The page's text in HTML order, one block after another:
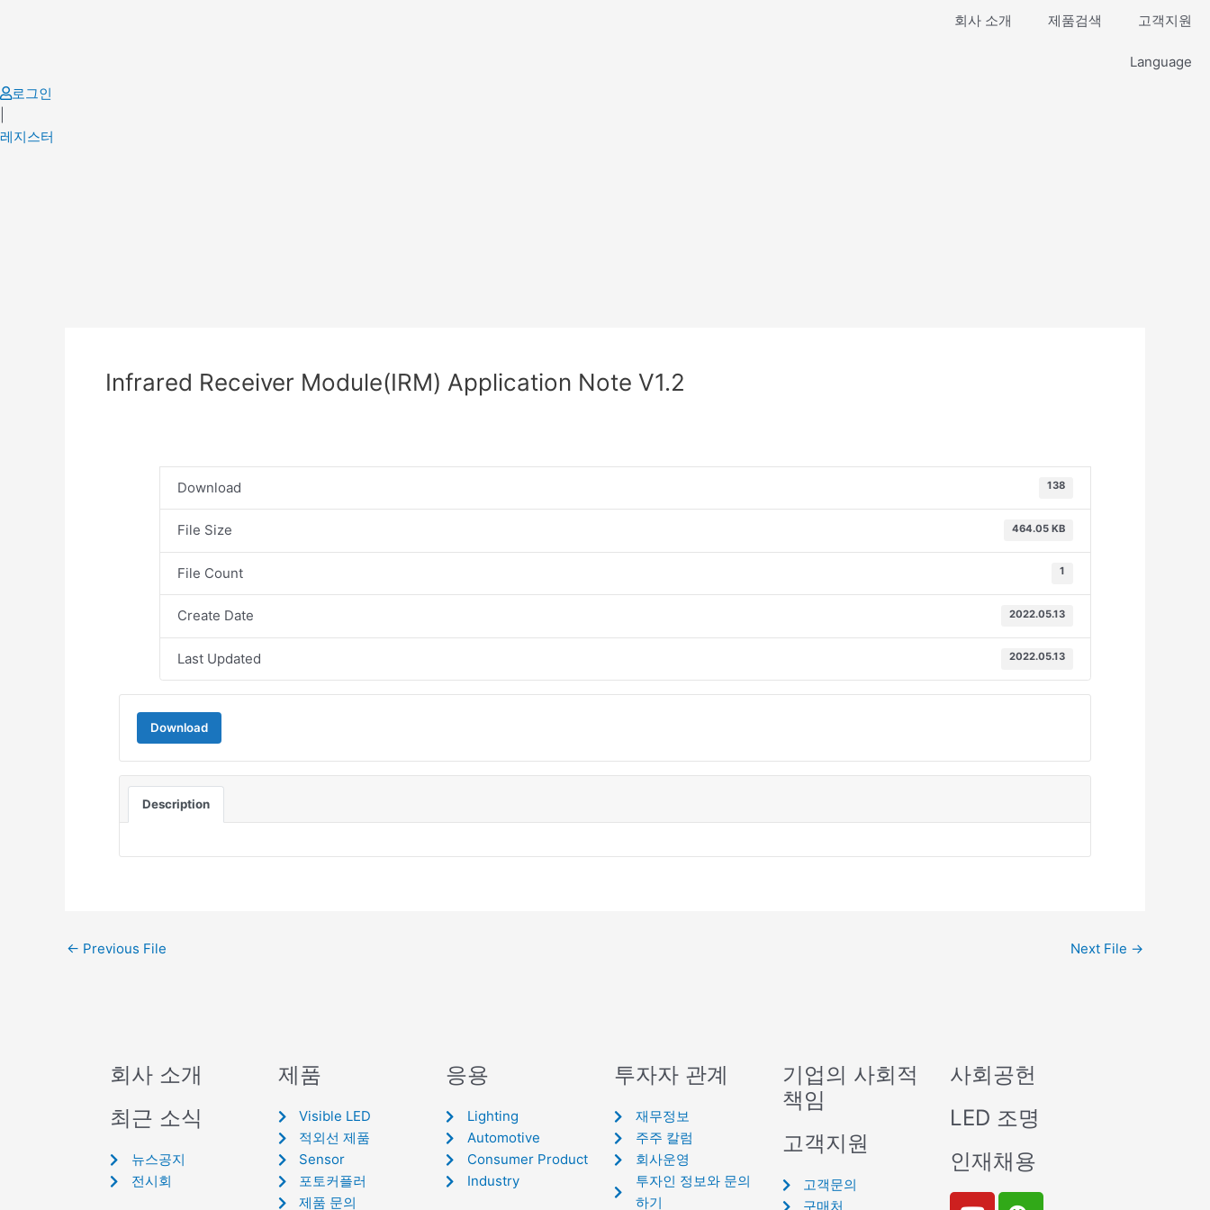
회사 소개 제품검색 고객지원
Language
로그인
레지스터
Infrared Receiver Module(IRM) Application Note V1.2
Download 138
File Size 464.05 KB
File Count 1
Create Date 2022.05.13
Last Updated 2022.05.13
Download
Description
← Previous File Next File →
회사 소개
최근 소식
뉴스공지
전시회
제품
Visible LED
적외선 제품
Sensor
포토커플러
제품 문의
응용
Lighting
Automotive
Consumer Product
Industry
투자자 관계
재무정보
주주 칼럼
회사운영
투자인 정보와 문의
하기
기업의 사회적
책임
고객지원
고객문의
구매처
사회공헌
LED 조명
인재채용
Y W